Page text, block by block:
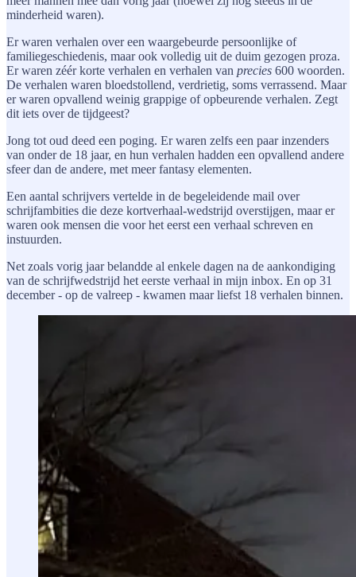
minderheid waren).
Er waren verhalen over een waargebeurde persoonlijke of
familiegeschiedenis, maar ook volledig uit de duim gezogen proza.
Er waren zéér korte verhalen en verhalen van precies 600 woorden.
De verhalen waren bloedstollend, verdrietig, soms verrassend. Maar
er waren opvallend weinig grappige of opbeurende verhalen. Zegt
dit iets over de tijdgeest?
Jong tot oud deed een poging. Er waren zelfs een paar inzenders
van onder de 18 jaar, en hun verhalen hadden een opvallend andere
sfeer dan de andere, met meer fantasy elementen.
Een aantal schrijvers vertelde in de begeleidende mail over
schrijfambities die deze kortverhaal-wedstrijd overstijgen, maar er
waren ook mensen die voor het eerst een verhaal schreven en
instuurden.
Net zoals vorig jaar belandde al enkele dagen na de aankondiging
van de schrijfwedstrijd het eerste verhaal in mijn inbox. En op 31
december - op de valreep - kwamen maar liefst 18 verhalen binnen.